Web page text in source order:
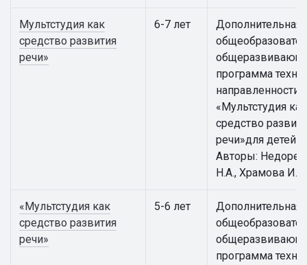
Мультстудия как
средство развития
речи»
6-7 лет
Дополнительная
программа
направленности
«Мультстудия как
средство
речи»для детей 6
Авторы:
Н.А., Храмова И.К.
«Мультстудия как
средство развития
речи»
5-6 лет
Дополнительная
программа